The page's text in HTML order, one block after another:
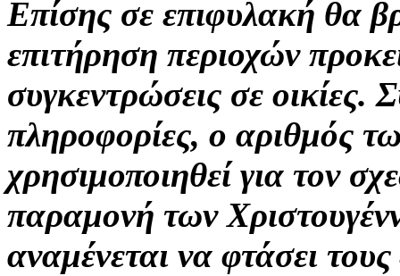
Επίσης σε επιφυλακή θα
επιτήρηση περιοχών
συγκεντρώσεις σε οικίες.
πληροφορίες, ο αριθμός
χρησιμοποιηθεί για τον
παραμονή των
αναμένεται να φτάσει